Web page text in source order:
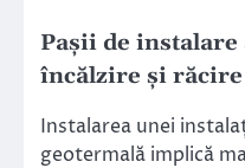
Pașii de
încălzire și
Instalarea unei
geotermală implică